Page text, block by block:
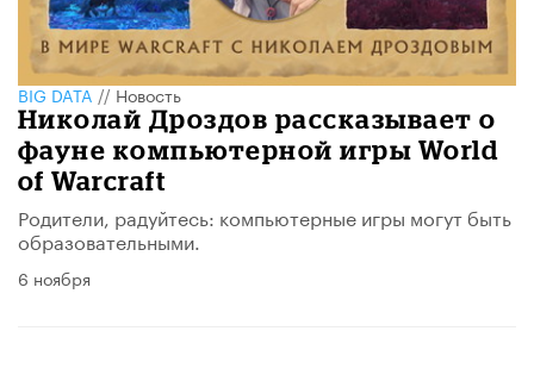
BIG DATA//Новость
Николай Дроздов рассказывает о
фауне компьютерной игры World
of Warcraft
Родители, радуйтесь: компьютерные игры могут быть
образовательными.
6 ноября